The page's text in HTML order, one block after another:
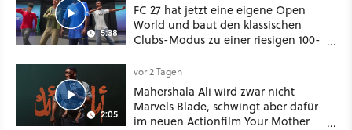
5:38
FC 27 hat jetzt eine eigene Open
World und baut den klassischen
Clubs-Modus zu einer riesigen 100-
2:05
vor 2 Tagen
Mahershala Ali wird zwar nicht
Marvels Blade, schwingt aber dafür
im neuen Actionfilm Your Mother